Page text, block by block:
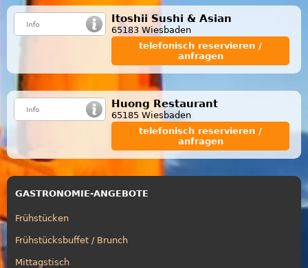
Itoshii Sushi & Asian
65183 Wiesbaden
telefonisch reservieren /
anfragen
Huong Restaurant
65185 Wiesbaden
telefonisch reservieren /
anfragen
GASTRONOMIE-ANGEBOTE
Frühstücken
Frühstücksbuffet / Brunch
Mittagstisch